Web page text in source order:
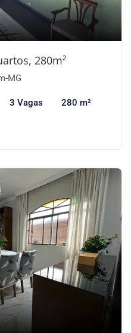
280m²
MG
3 Vagas 280 m²